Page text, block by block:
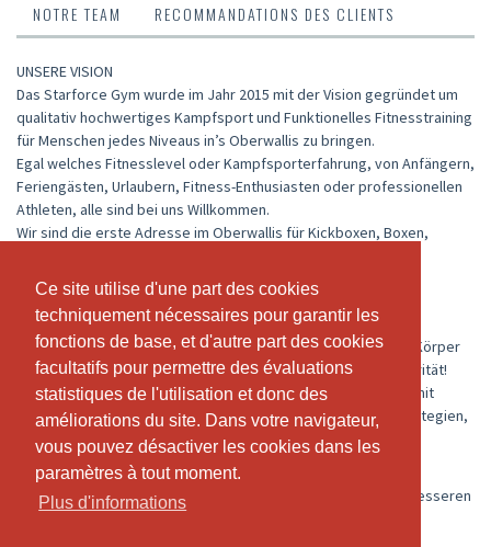
Ce site utilise d'une part des cookies
techniquement nécessaires pour garantir les
fonctions de base, et d'autre part des cookies
facultatifs pour permettre des évaluations
statistiques de l'utilisation et donc des
améliorations du site. Dans votre navigateur,
vous pouvez désactiver les cookies dans les
paramètres à tout moment.
Plus d'informations
Ce site utilise d'une part des cookies
techniquement nécessaires pour garantir les
fonctions de base, et d'autre part des cookies
facultatifs pour permettre des évaluations
statistiques de l'utilisation et donc des
améliorations du site. Dans votre navigateur,
vous pouvez désactiver les cookies dans les
paramètres à tout moment.
Plus d'informations
NOTRE TEAM
RECOMMANDATIONS DES CLIENTS
UNSERE VISION
Das Starforce Gym wurde im Jahr 2015 mit der Vision gegründet um
qualitativ hochwertiges Kampfsport und Funktionelles Fitnesstraining
für Menschen jedes Niveaus in’s Oberwallis zu bringen.
Egal welches Fitnesslevel oder Kampfsporterfahrung, von Anfängern,
Feriengästen, Urlaubern, Fitness-Enthusiasten oder professionellen
Athleten, alle sind bei uns Willkommen.
Wir sind die erste Adresse im Oberwallis für Kickboxen, Boxen,
Unser Motto:“Training for Life" - Gesund und fit ein Leben lang
Die Philosophie hinter unserem Trainings Programms ist eine
allumfassende Umstellung des Lebensstils. Der Einklang von Körper
Geist und Gesundheit war von Anfang an unsere höchste Priorität!
Unser Programm kombiniert verschiedene Trainingsformen, mit
verschiedenen Intensitäten und erfolgreichen Ernährungsstrategien,
um eine ganzheitliche ausgewogene Struktur und die Besten
Resultate zu gewährleisten.
Wir glauben wirklich, dass unser Programm Dein Leben zum Besseren